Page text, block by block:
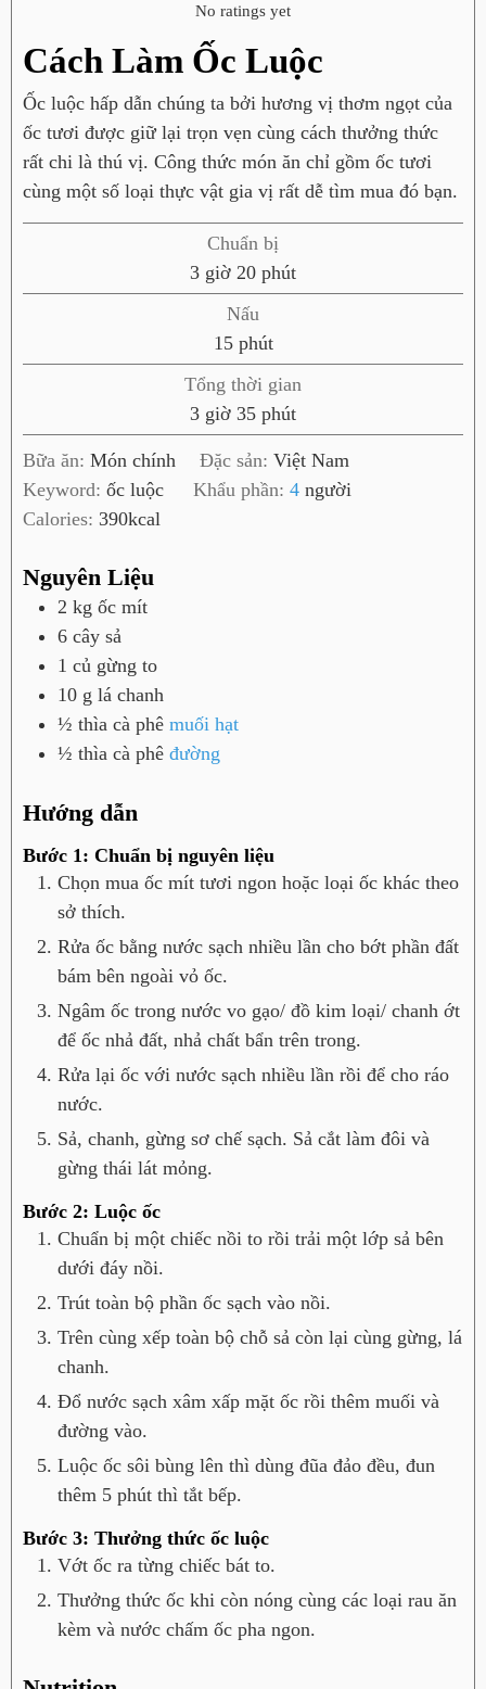
No ratings yet
Cách Làm Ốc Luộc
Ốc luộc hấp dẫn chúng ta bởi hương vị thơm ngọt của
ốc tươi được giữ lại trọn vẹn cùng cách thưởng thức
rất chi là thú vị. Công thức món ăn chỉ gồm ốc tươi
cùng một số loại thực vật gia vị rất dễ tìm mua đó bạn.
Chuẩn bị
3g
i
giờ 20p
h
t
phút
Nấu
15p
h
t
phút
Tổng thời gian
3g
i
ờ
giờ 35p
h
ú
t
phút
Bữa ăn: Món chính Đặc sản:Việt Nam
Keyword: ốc luộc Khẩu phần:4 người
Calories: 390kcal
Nguyên Liệu
2 kg ốc mít
6 cây sả
1 củ gừng to
10 g lá chanh
½ thìa cà phê muối hạt
½ thìa cà phê đường
Hướng dẫn
Bước 1: Chuẩn bị nguyên liệu
Chọn mua ốc mít tươi ngon hoặc loại ốc khác theo
sở thích.
Rửa ốc bằng nước sạch nhiều lần cho bớt phần đất
bám bên ngoài vỏ ốc.
Ngâm ốc trong nước vo gạo/ đồ kim loại/ chanh ớt
để ốc nhả đất, nhả chất bẩn trên trong.
Rửa lại ốc với nước sạch nhiều lần rồi để cho ráo
nước.
Sả, chanh, gừng sơ chế sạch. Sả cắt làm đôi và
gừng thái lát mỏng.
Bước 2: Luộc ốc
Chuẩn bị một chiếc nồi to rồi trải một lớp sả bên
dưới đáy nồi.
Trút toàn bộ phần ốc sạch vào nồi.
Trên cùng xếp toàn bộ chỗ sả còn lại cùng gừng, lá
chanh.
Đổ nước sạch xâm xấp mặt ốc rồi thêm muối và
đường vào.
Luộc ốc sôi bùng lên thì dùng đũa đảo đều, đun
thêm 5 phút thì tắt bếp.
Bước 3: Thưởng thức ốc luộc
Vớt ốc ra từng chiếc bát to.
Thưởng thức ốc khi còn nóng cùng các loại rau ăn
kèm và nước chấm ốc pha ngon.